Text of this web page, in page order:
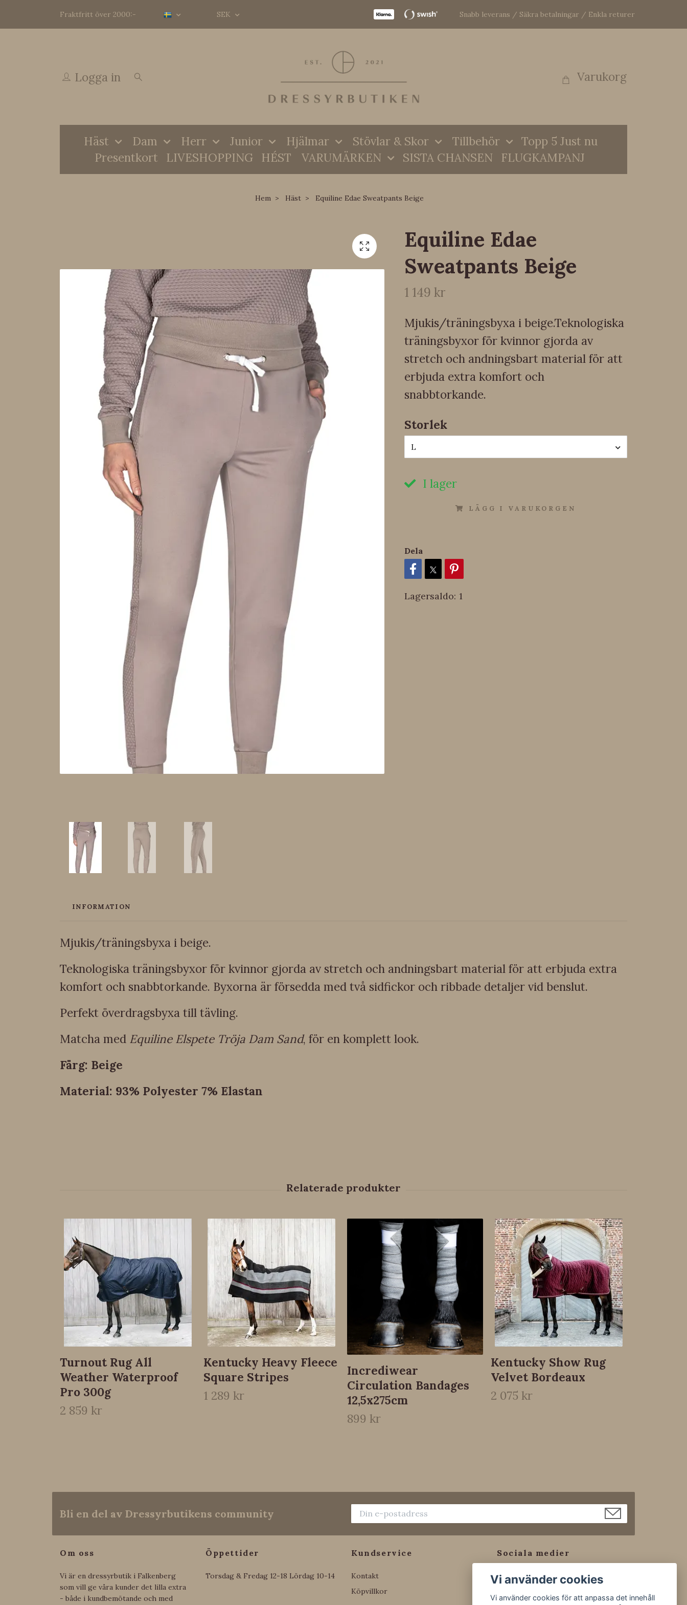
Fraktfritt över 2000:- SEK Snabb leverans / Säkra betalningar / Enkla returer
Logga in Varukorg
Häst Dam Herr Junior Hjälmar Stövlar & Skor Tillbehör
Topp 5 Just nu
Presentkort
LIVESHOPPING HÉST VARUMÄRKEN SISTA CHANSEN FLUGKAMPANJ
Hem Häst Equiline Edae Sweatpants Beige
Equiline Edae
Sweatpants Beige
1 149 kr
Mjukis/träningsbyxa i beige.Teknologiska
träningsbyxor för kvinnor gjorda av
stretch och andningsbart material för att
erbjuda extra komfort och
snabbtorkande.
Storlek
L
I lager
LÄGG I VARUKORGEN
Dela
Lagersaldo: 1
INFORMATION
Mjukis/träningsbyxa i beige.
Teknologiska träningsbyxor för kvinnor gjorda av stretch och andningsbart material för att erbjuda extra
komfort och snabbtorkande. Byxorna är försedda med två sidfickor och ribbade detaljer vid benslut.
Perfekt överdragsbyxa till tävling.
Matcha med Equiline Elspete Tröja Dam Sand, för en komplett look.
Färg: Beige
Material: 93% Polyester 7% Elastan
Turnout Rug All
Weather Waterproof
Pro 300g
2 859 kr
Kentucky Heavy Fleece
Square Stripes
1 289 kr
Incrediwear
Circulation Bandages
12,5x275cm
899 kr
Kentucky Show Rug
Velvet Bordeaux
2 075 kr
Bli en del av Dressyrbutikens community
Om oss
Vi är en dressyrbutik i Falkenberg
som vill ge våra kunder det lilla extra
- både i kundbemötande och med
Öppettider
Torsdag & Fredag 12-18 Lördag 10-14
Kundservice
Kontakt
Köpvillkor
Sociala medier
Facebook
Vi använder cookies
Vi använder cookies för att anpassa det innehåll